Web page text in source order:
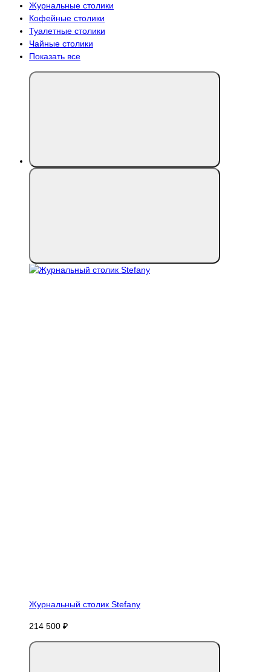
Журнальные столики
Кофейные столики
Туалетные столики
Чайные столики
Показать все
Журнальный столик Stefany
214 500 ₽